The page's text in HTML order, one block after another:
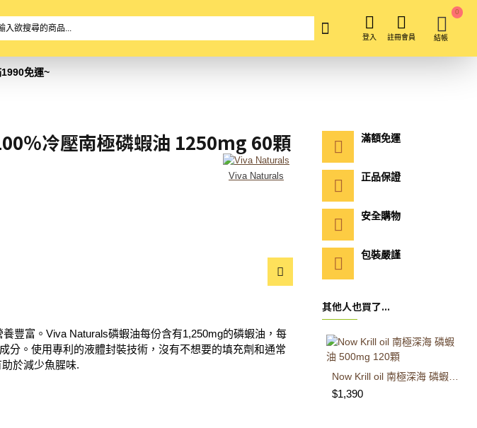
免運~
登入 註冊會員 結帳
0
％冷壓南極磷蝦油 1250mg 60顆
Viva Naturals
豐富。Viva Naturals磷蝦油每份含有1,250mg的磷蝦油，每
分。使用專利的液體封裝技術，沒有不想要的填充劑和通常
於減少魚腥味.
滿額免運
正品保證
安全購物
包裝嚴謹
其他人也買了...
$1,390